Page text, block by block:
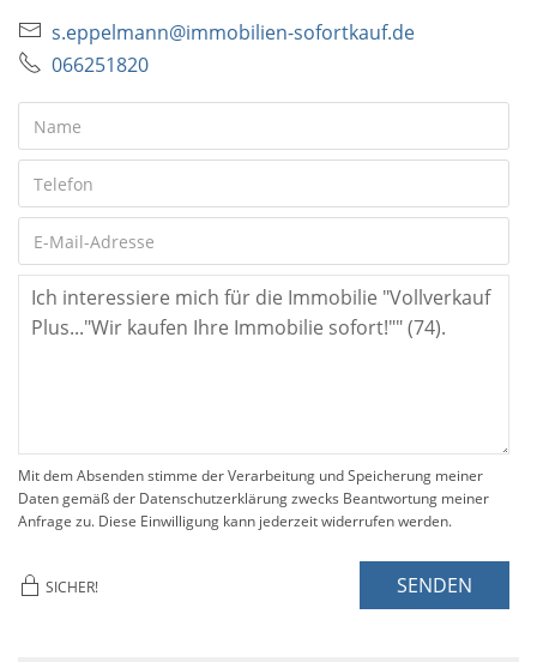
s.eppelmann@immobilien-sofortkauf.de
066251820
Mit dem Absenden stimme der Verarbeitung und Speicherung meiner
Daten gemäß der Datenschutzerklärung zwecks Beantwortung meiner
Anfrage zu. Diese Einwilligung kann jederzeit widerrufen werden.
SICHER! SENDEN